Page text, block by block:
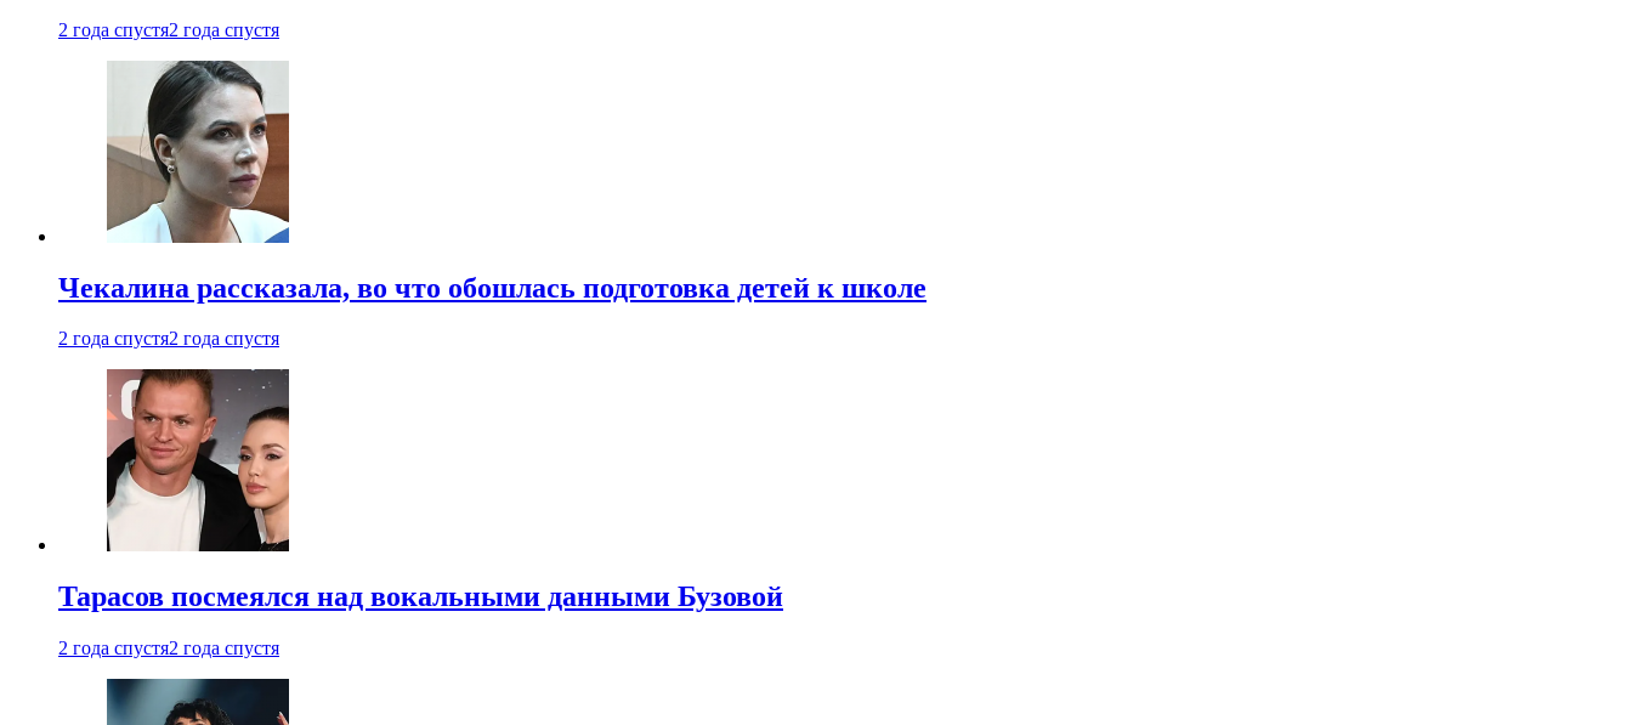
2 года спустя2 года спустя
Чекалина рассказала, во что обошлась подготовка детей к школе
2 года спустя2 года спустя
Тарасов посмеялся над вокальными данными Бузовой
2 года спустя2 года спустя